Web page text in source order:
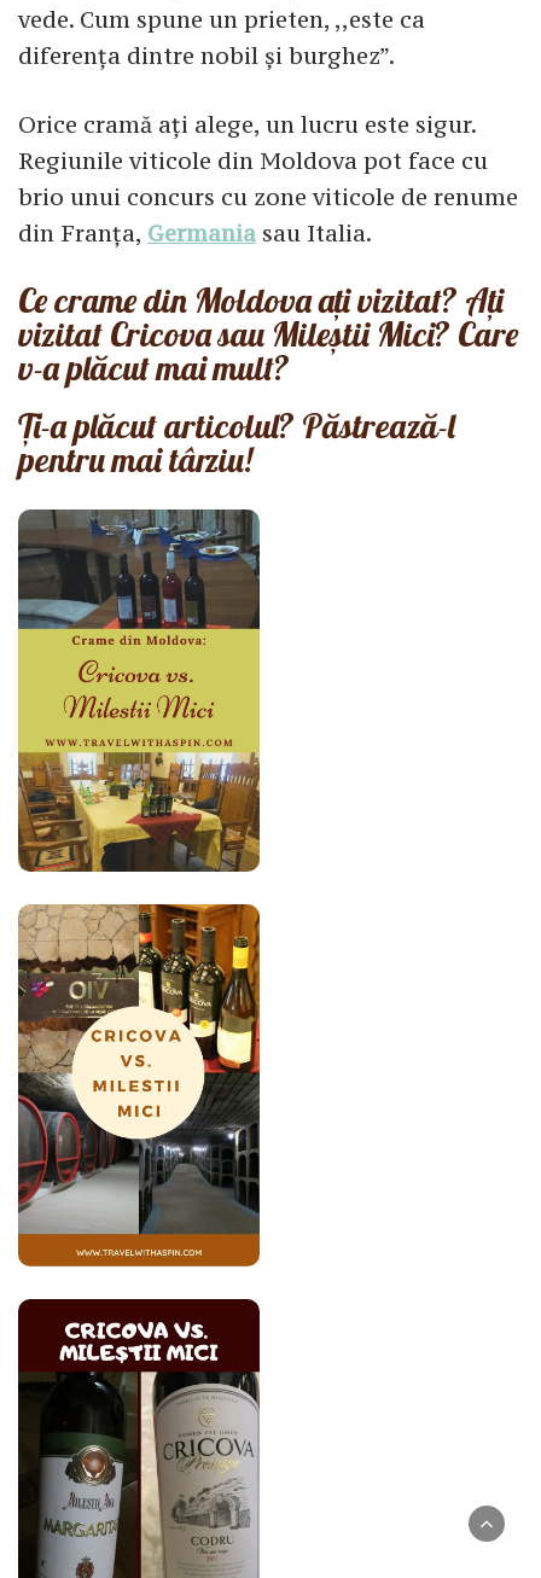
vede. Cum spune un prieten, ,,este ca
diferența dintre nobil și burghez”.
Orice cramă ați alege, un lucru este sigur.
Regiunile viticole din Moldova pot face cu
brio unui concurs cu zone viticole de renume
din Franța, Germania sau Italia.
Ce crame din Moldova ați vizitat? Ați
vizitat Cricova sau Mileștii Mici? Care
v-a plăcut mai mult?
Ți-a plăcut articolul? Păstrează-l
pentru mai târziu!